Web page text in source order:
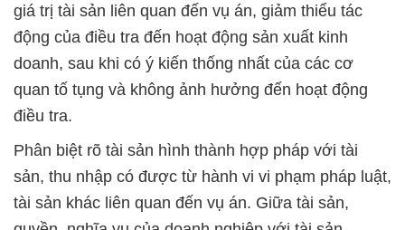
giá trị tài sản liên quan đến vụ án, giảm thiểu tác
động của điều tra đến hoạt động sản xuất kinh
doanh, sau khi có ý kiến thống nhất của các cơ
quan tố tụng và không ảnh hưởng đến hoạt động
điều tra.
Phân biệt rõ tài sản hình thành hợp pháp với tài
sản, thu nhập có được từ hành vi vi phạm pháp luật,
tài sản khác liên quan đến vụ án. Giữa tài sản,